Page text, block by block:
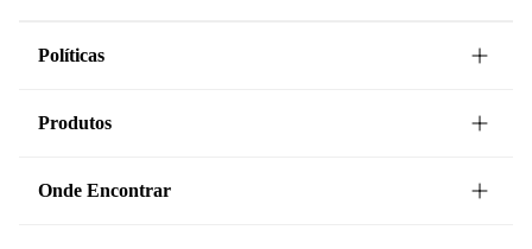
Políticas
Produtos
Onde Encontrar